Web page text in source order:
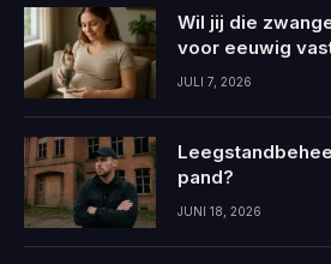
Wil jij die
voor eeuwig
JULI 7, 2026
pand?
JUNI 18, 2026